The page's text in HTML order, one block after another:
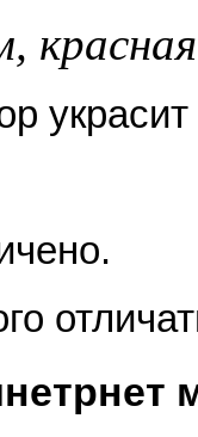
красная